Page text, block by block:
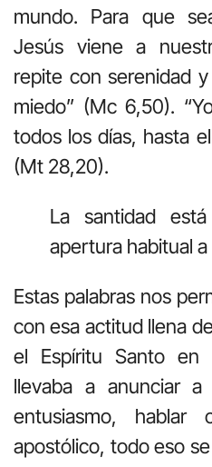
mundo. Para que
Jesús viene a
repite con serenidad
miedo” (Mc 6,50).
todos los días, hasta
(Mt 28,20).
La santidad
apertura habitual
Estas palabras nos
con esa actitud llena
el Espíritu Santo
llevaba a anunciar a
entusiasmo, hablar
apostólico, todo eso